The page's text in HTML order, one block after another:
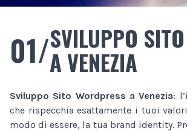
01/SVILUPPO
A VENEZIA
Sviluppo Sito Wordpress a Venezia:
che rispecchia esattamente i tuoi
modo di essere, la tua brand identity.